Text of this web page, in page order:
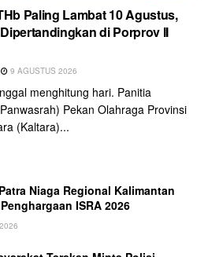
Paling Lambat 10 Agustus,
di Porprov II
9 AGUSTUS 2026
menghitung hari. Panitia
Pekan Olahraga Provinsi
(Kaltara)...
Niaga Regional Kalimantan
ISRA 2026